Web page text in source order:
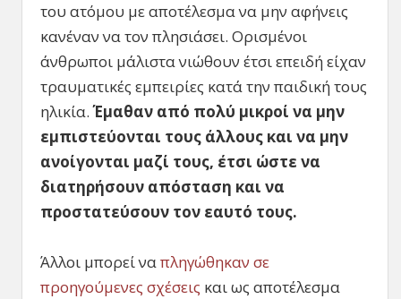
του ατόμου με αποτέλεσμα να μην αφήνεις
κανέναν να τον πλησιάσει. Ορισμένοι
άνθρωποι μάλιστα νιώθουν έτσι επειδή είχαν
τραυματικές εμπειρίες κατά την παιδική τους
ηλικία.Έμαθαν από πολύ μικροί να μην
εμπιστεύονται τους άλλους και να μην
ανοίγονται μαζί τους, έτσι ώστε να
διατηρήσουν απόσταση και να
προστατεύσουν τον εαυτό τους.
Άλλοι μπορεί ναπληγώθηκαν σε
προηγούμενες σχέσεις και ως αποτέλεσμα